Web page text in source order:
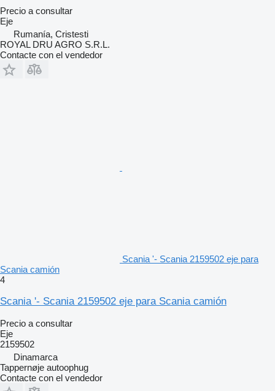
Precio a consultar
Eje
Rumanía, Cristesti
ROYAL DRU AGRO S.R.L.
Contacte con el vendedor
Scania '- Scania 2159502 eje para
Scania camión
4
Scania '- Scania 2159502 eje para Scania camión
Precio a consultar
Eje
2159502
Dinamarca
Tappernøje autoophug
Contacte con el vendedor